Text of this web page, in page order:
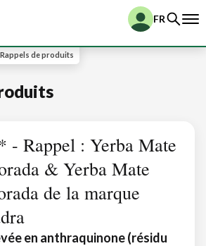
FR
Rappels de produits
- Rappel : Yerba Mate
& Yerba Mate
de la marque
en anthraquinone (résidu